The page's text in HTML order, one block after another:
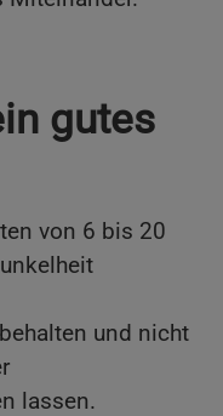
gutes
von 6 bis 20
und nicht
lassen.